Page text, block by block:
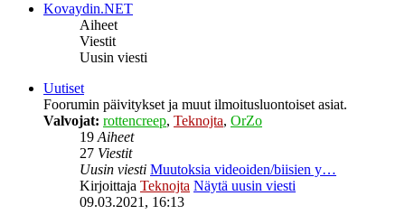
Kovaydin.NET
Aiheet
Viestit
Uusin viesti
Uutiset
Foorumin päivitykset ja muut ilmoitusluontoiset asiat.
Valvojat: rottencreep, Teknojta, OrZo
19Aiheet
27 Viestit
Uusin viesti Muutoksia videoiden/biisien y…
Kirjoittaja Teknojta Näytä uusin viesti
09.03.2021, 16:13